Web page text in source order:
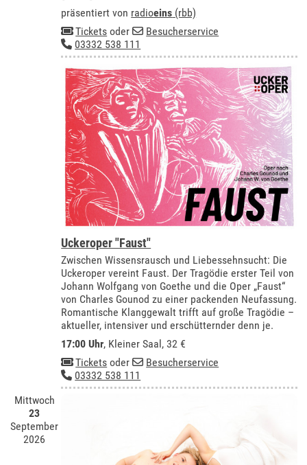
präsentiert von radioeins (rbb)
Tickets oder
Besucherservice
03332 538 111
Uckeroper "Faust"
Zwischen Wissensrausch und Liebessehnsucht: Die
Uckeroper vereint Faust. Der Tragödie erster Teil von
Johann Wolfgang von Goethe und die Oper „Faust“
von Charles Gounod zu einer packenden Neufassung.
Romantische Klanggewalt trifft auf große Tragödie –
aktueller, intensiver und erschütternder denn je.
17:00 Uhr, Kleiner Saal , 32 €
Tickets oder
Besucherservice
03332 538 111
Mittwoch
23
September
2026